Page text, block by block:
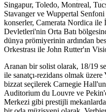
Singapur, Toledo, Montreal,
Stavanger ve Wuppertal
konserler, Camerata Nordica
Devletleri'nin Orta Batı
dünya prömiyerinin ardından
Orkestrası ile John Rutter'ın
Aranan bir solist olarak, 18/19
ile sanatçı-rezidans olmak
bizzat seçilerek Carnegie
Auditorium du Louvre ve
Merkezi gibi prestijli